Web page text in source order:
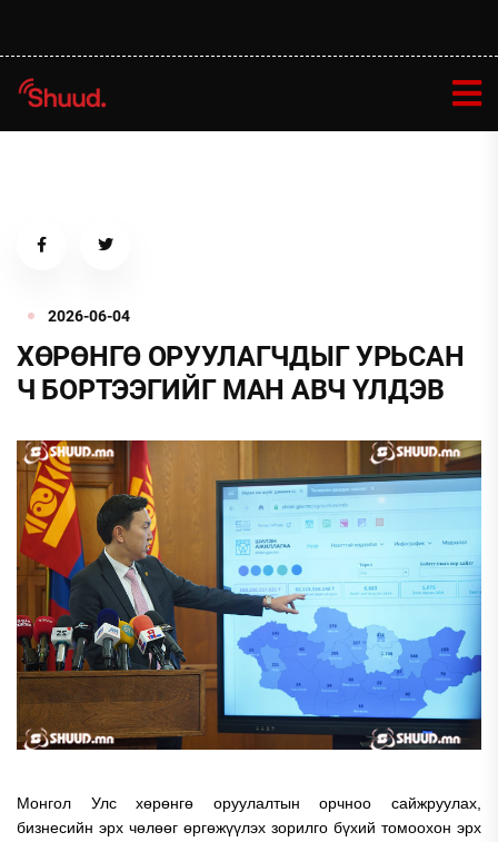
2026-06-04
ХӨРӨНГӨ ОРУУЛАГЧДЫГ УРЬСАН
Ч БОРТЭЭГИЙГ МАН АВЧ ҮЛДЭВ
Монгол Улс хөрөнгө оруулалтын орчноо сайжруулах,
бизнесийн эрх чөлөөг өргөжүүлэх зорилго бүхий томоохон эрх